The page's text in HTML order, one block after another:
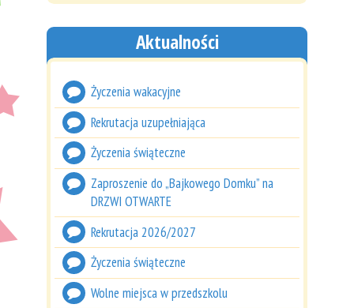
Aktualności
Życzenia wakacyjne
Rekrutacja uzupełniająca
Życzenia świąteczne
Zaproszenie do „Bajkowego Domku” na
DRZWI OTWARTE
Rekrutacja 2026/2027
Życzenia świąteczne
Wolne miejsca w przedszkolu